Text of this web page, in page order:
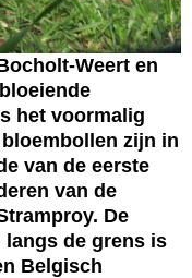
Weert en
het voormalig
zijn in
van de eerste
van de
De
de grens is
Belgisch